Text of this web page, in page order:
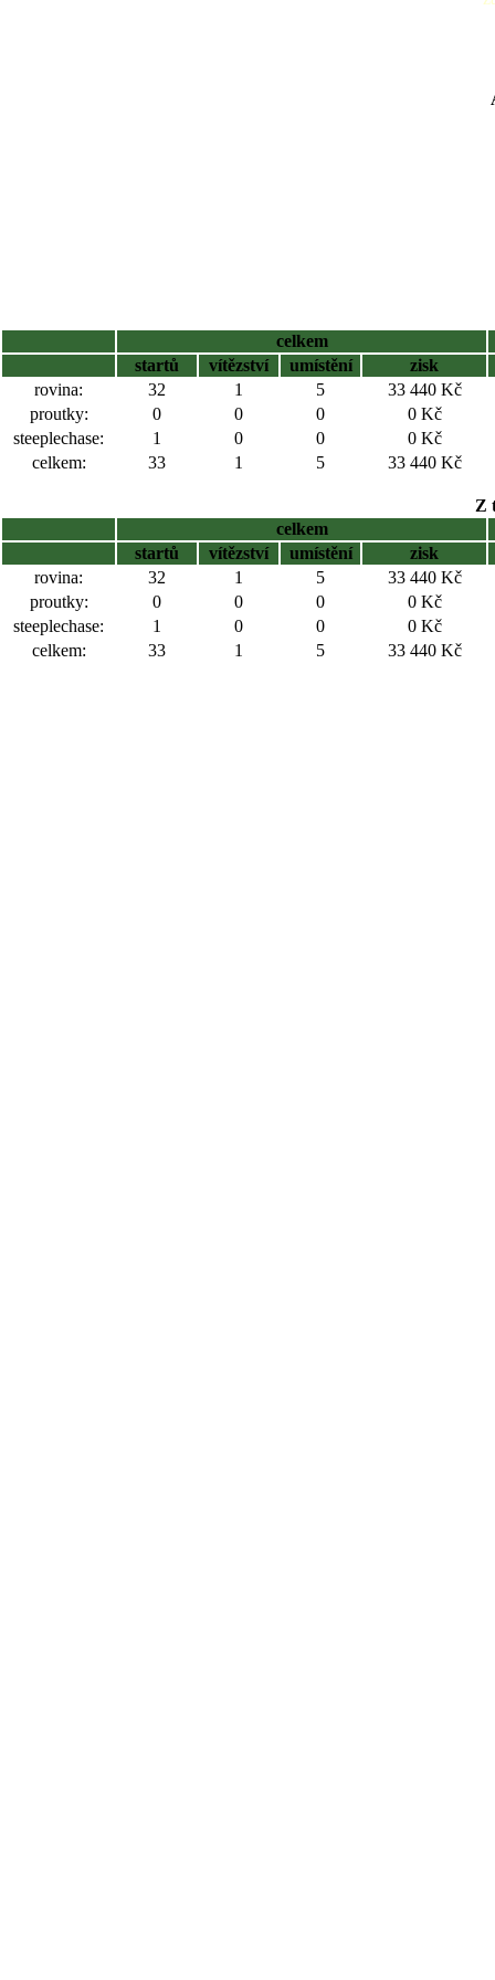
celkem
startů
vítězství umístění
zisk
rovina:
32 1 5
33 440 Kč
proutky:
0 0 0
0 Kč
steeplechase:
1 0 0
0 Kč
celkem:
33 1 5 33 440 Kč
Z
celkem
startů
vítězství umístění
zisk
rovina:
32 1 5
33 440 Kč
proutky:
0 0 0
0 Kč
steeplechase:
1 0 0
0 Kč
celkem:
33 1 5 33 440 Kč